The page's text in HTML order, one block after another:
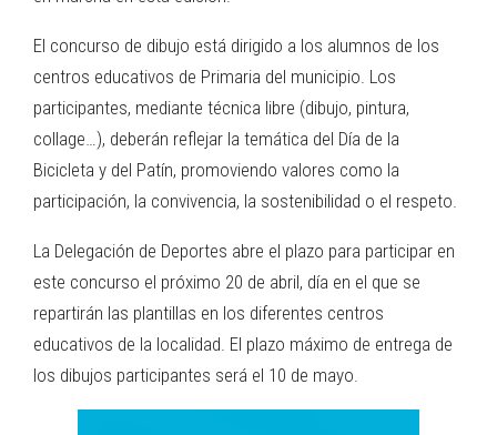
El concurso de dibujo está dirigido a los alumnos de los
centros educativos de Primaria del municipio. Los
participantes, mediante técnica libre (dibujo, pintura,
collage…), deberán reflejar la temática del Día de la
Bicicleta y del Patín, promoviendo valores como la
participación, la convivencia, la sostenibilidad o el respeto.
La Delegación de Deportes abre el plazo para participar en
este concurso el próximo 20 de abril, día en el que se
repartirán las plantillas en los diferentes centros
educativos de la localidad. El plazo máximo de entrega de
los dibujos participantes será el 10 de mayo.